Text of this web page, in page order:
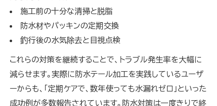
施工前の十分な清掃と脱脂
防水材やパッキンの定期交換
釣行後の水気除去と目視点検
これらの対策を継続することで、トラブル発生率を大幅に
減らせます。実際に防水テール加工を実践しているユーザ
ーからも、「定期ケアで、数年使っても水漏れゼロ」といった
成功例が多数報告されています。防水対策は一度きりで終